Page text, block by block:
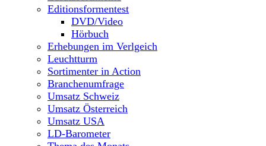
Editionsformentest
DVD/Video
Hörbuch
Erhebungen im Verlgeich
Leuchtturm
Sortimenter in Action
Branchenumfrage
Umsatz Schweiz
Umsatz Österreich
Umsatz USA
LD-Barometer